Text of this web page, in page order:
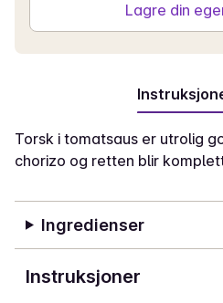
Lagre din
Torsk i tomatsaus er utrolig
chorizo og retten blir
Ingredienser
Instruksjoner